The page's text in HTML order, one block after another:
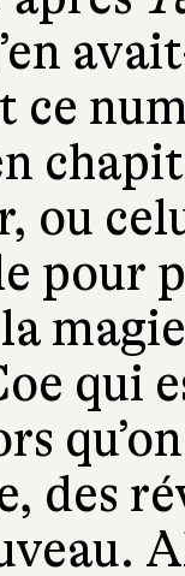
ce
ou
pour
qui
des